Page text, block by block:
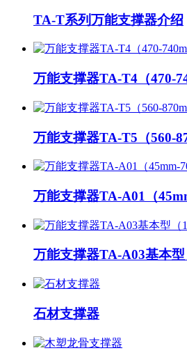
TA-T系列万能支撑器介绍
万能支撑器TA-T4（470-
万能支撑器TA-T5（560-
万能支撑器TA-A01（
万能支撑器TA-A03基本型
石材支撑器